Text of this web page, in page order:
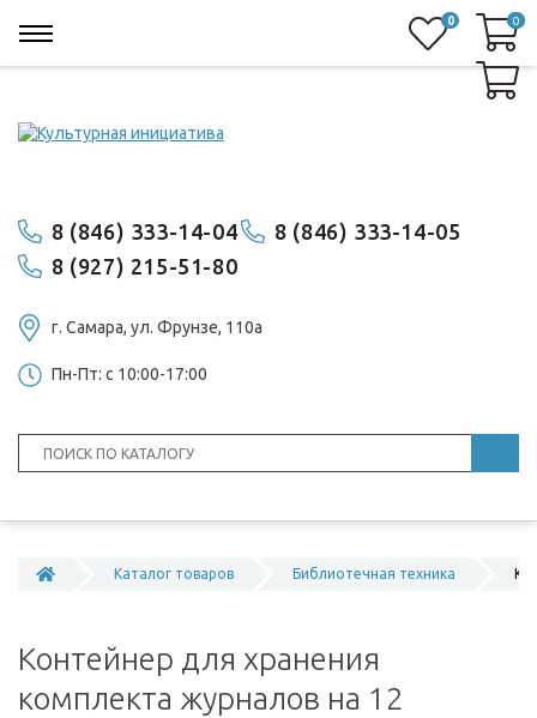
8 (846) 333-14-04
8 (846) 333-14-05
8 (927) 215-51-80
г. Самара, ул. ​Фрунзе, 110а
Пн-Пт: с 10:00-17:00
0 0
0
Каталог товаров Библиотечная техника
Контейнер для хранения
комплекта журналов на 12